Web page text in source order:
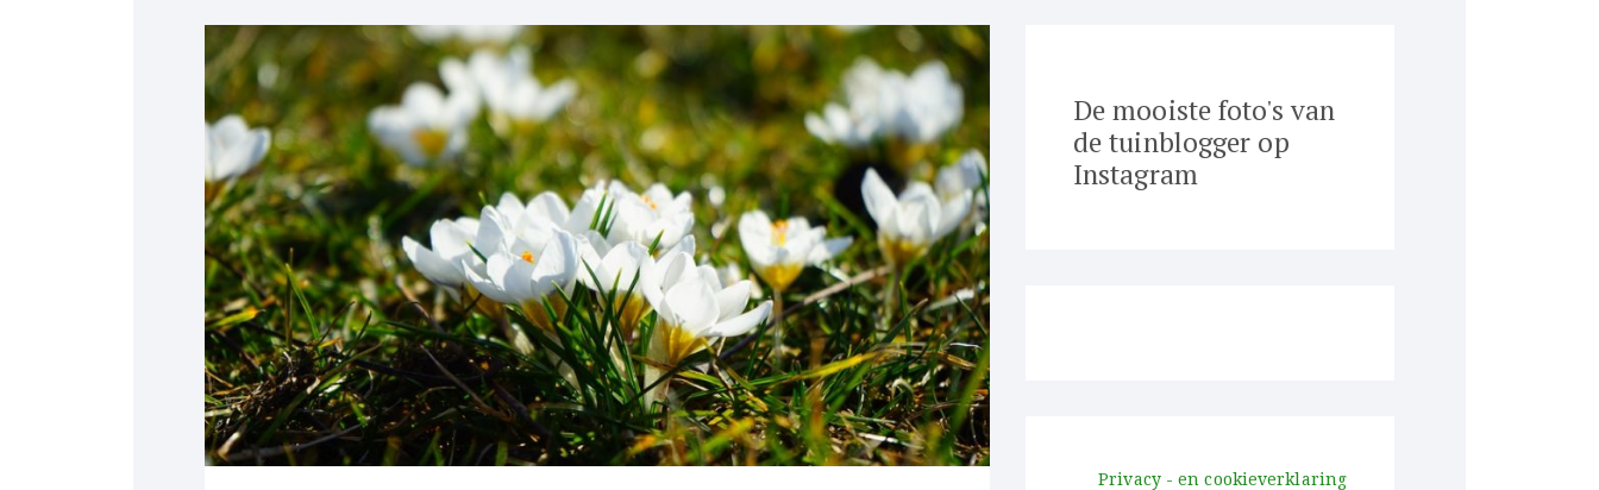
De mooiste foto's van
de tuinblogger op
Instagram
Privacy - en cookieverklaring